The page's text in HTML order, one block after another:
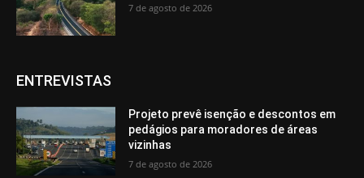
7 de agosto de 2026
ENTREVISTAS
Projeto prevê isenção e descontos em
pedágios para moradores de áreas
vizinhas
7 de agosto de 2026